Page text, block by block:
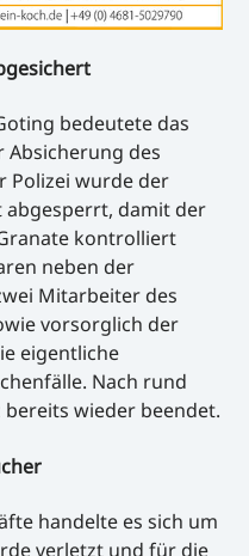
bedeutete das
Absicherung des
Polizei wurde der
damit der
kontrolliert
neben der
Mitarbeiter des
vorsorglich der
eigentliche
Nach rund
wieder beendet.
handelte es sich um
verletzt und für die